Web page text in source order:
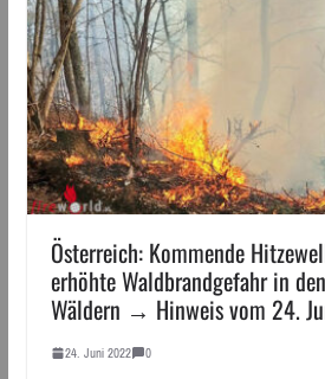
Österreich: Kommende
erhöhte Waldbrandgefahr in
Wäldern → Hinweis vom 24.
24. Juni 2022 0